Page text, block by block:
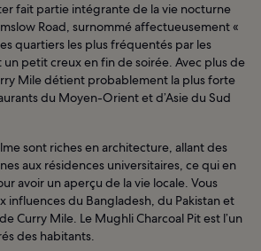
fait partie intégrante de la vie nocturne
Road, surnommé affectueusement «
quartiers les plus fréquentés par les
un petit creux en fin de soirée. Avec plus de
Mile détient probablement la plus forte
du Moyen-Orient et d’Asie du Sud
sont riches en architecture, allant des
aux résidences universitaires, ce qui en
avoir un aperçu de la vie locale. Vous
influences du Bangladesh, du Pakistan et
Curry Mile. Le Mughli Charcoal Pit est l’un
des habitants.